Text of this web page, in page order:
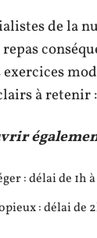
de la
exercices
à retenir :
: délai de 1h
: délai de